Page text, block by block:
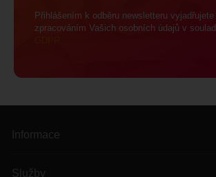
Přihlášením k odběru newsletteru
zpracováním Vašich osobních údajů v
Informace
Služby